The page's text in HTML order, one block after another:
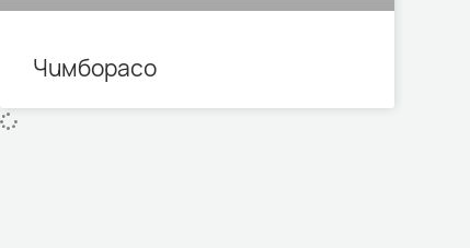
Чимборасо